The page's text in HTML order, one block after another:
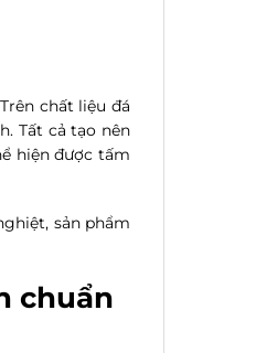
chất liệu đá
Tất cả tạo nên
hiện được tấm
sản phẩm
chuẩn